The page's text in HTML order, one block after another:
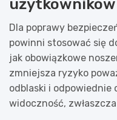
Dla poprawy
powinni stosować się
jak obowiązkowe
zmniejsza ryzyko
odblaski i odpowiednie
widoczność,